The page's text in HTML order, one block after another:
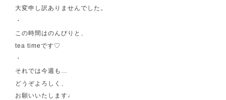
大変申し訳ありませんでした。
・
この時間はのんびりと、
tea timeです♡
・
それでは今週も…
どうぞよろしく、
お願いいたします♩